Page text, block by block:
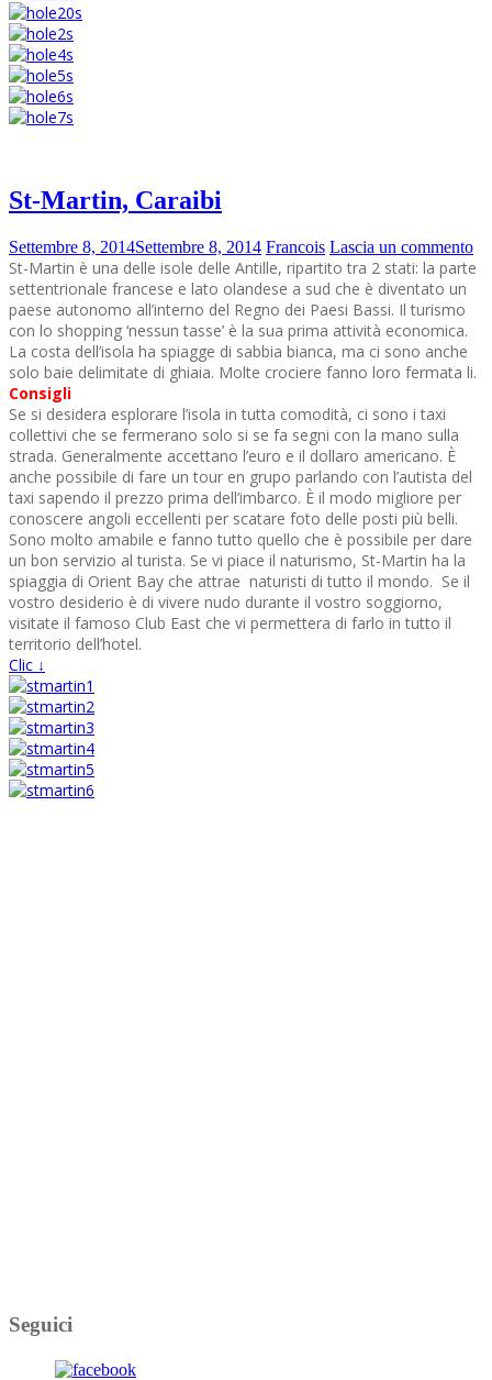
St-Martin, Caraibi
Settembre 8, 2014Settembre 8, 2014 Francois Lascia un commento
St-Martin è una delle isole delle Antille, ripartito tra 2 stati: la parte
settentrionale francese e lato olandese a sud che è diventato un
paese autonomo all’interno del Regno dei Paesi Bassi. Il turismo
con lo shopping ‘nessun tasse’ è la sua prima attività economica.
La costa dell’isola ha spiagge di sabbia bianca, ma ci sono anche
solo baie delimitate di ghiaia. Molte crociere fanno loro fermata li.
Consigli
Se si desidera esplorare l’isola in tutta comodità, ci sono i taxi
collettivi che se fermerano solo si se fa segni con la mano sulla
strada. Generalmente accettano l’euro e il dollaro americano. È
anche possibile di fare un tour en grupo parlando con l’autista del
taxi sapendo il prezzo prima dell’imbarco. È il modo migliore per
conoscere angoli eccellenti per scatare foto delle posti più belli.
Sono molto amabile e fanno tutto quello che è possibile per dare
un bon servizio al turista. Se vi piace il naturismo, St-Martin ha la
spiaggia di Orient Bay che attrae naturisti di tutto il mondo. Se il
vostro desiderio è di vivere nudo durante il vostro soggiorno,
visitate il famoso Club East che vi permettera di farlo in tutto il
territorio dell’hotel.
Clic ↓
Seguici